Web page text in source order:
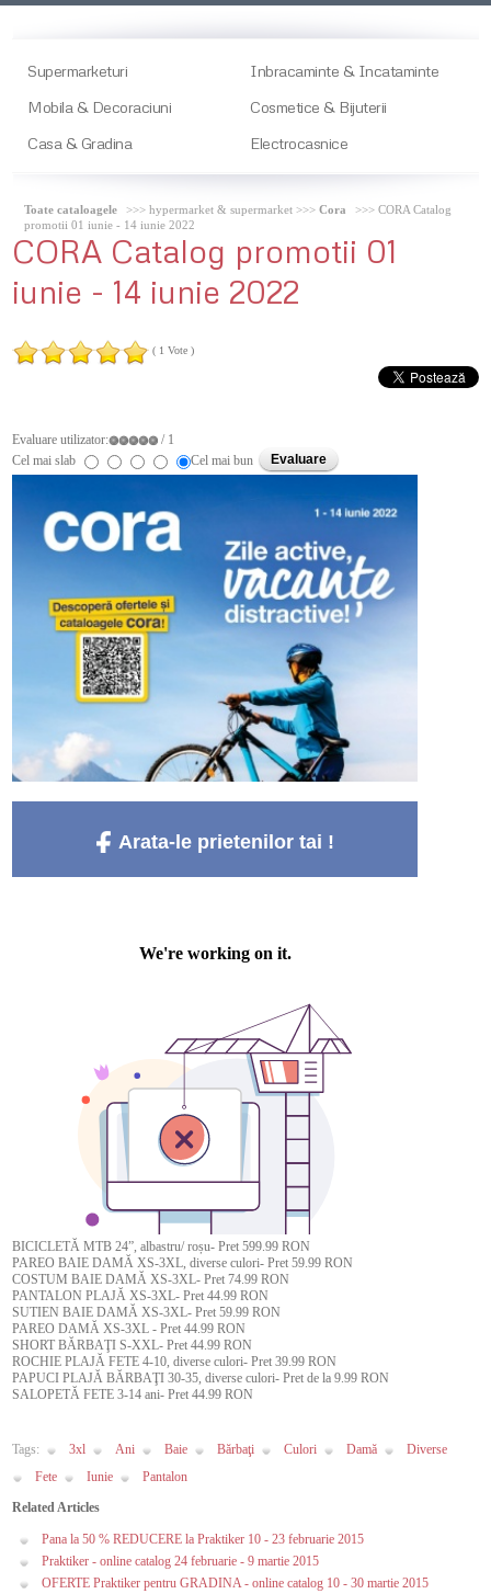
Supermarketuri
Inbracaminte & Incataminte
Mobila & Decoraciuni
Cosmetice & Bijuterii
Casa & Gradina
Electrocasnice
Toate cataloagele >>> hypermarket & supermarket >>>Cora
>>> CORA Catalog
promotii 01 iunie - 14 iunie 2022
CORA Catalog promotii 01
iunie - 14 iunie 2022
( 1 Vote )
Evaluare utilizator:
/ 1
Cel mai slab
Cel mai bun
Arata-le prietenilor tai !
BICICLETĂ MTB 24”, albastru/ roșu- Pret 599.99 RON
PAREO BAIE DAMĂ XS-3XL, diverse culori- Pret 59.99 RON
COSTUM BAIE DAMĂ XS-3XL- Pret 74.99 RON
PANTALON PLAJĂ XS-3XL- Pret 44.99 RON
SUTIEN BAIE DAMĂ XS-3XL- Pret 59.99 RON
PAREO DAMĂ XS-3XL - Pret 44.99 RON
SHORT BĂRBAŢI S-XXL- Pret 44.99 RON
ROCHIE PLAJĂ FETE 4-10, diverse culori- Pret 39.99 RON
PAPUCI PLAJĂ BĂRBAŢI 30-35, diverse culori- Pret de la 9.99 RON
SALOPETĂ FETE 3-14 ani- Pret 44.99 RON
Tags: 3xl Ani Baie Bărbaţi Culori Damă
Diverse
Fete
Iunie
Pantalon
Related Articles
Pana la 50 % REDUCERE la Praktiker 10 - 23 februarie 2015
Praktiker - online catalog 24 februarie - 9 martie 2015
OFERTE Praktiker pentru GRADINA - online catalog 10 - 30 martie 2015